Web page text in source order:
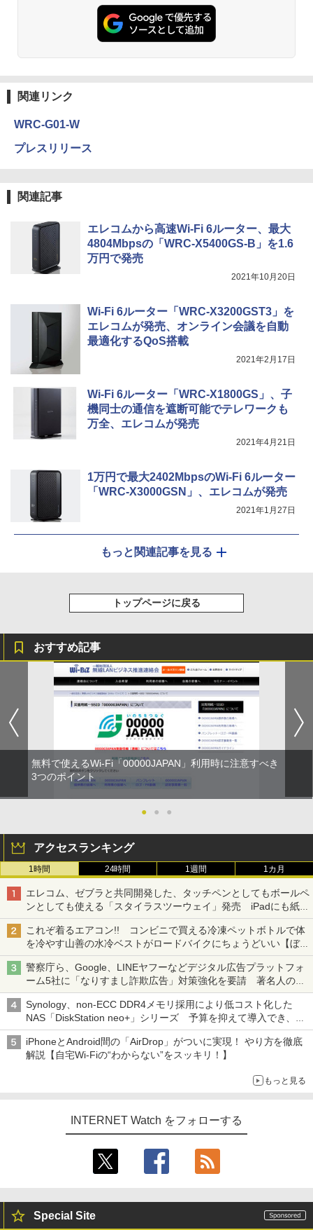
関連リンク
WRC-G01-W
プレスリリース
関連記事
エレコムから高速Wi-Fi 6ルーター、最大
4804Mbpsの「WRC-X5400GS-B」を1.6
万円で発売
2021年10月20日
Wi-Fi 6ルーター「WRC-X3200GST3」を
エレコムが発売、オンライン会議を自動
最適化するQoS搭載
2021年2月17日
Wi-Fi 6ルーター「WRC-X1800GS」、子
機同士の通信を遮断可能でテレワークも
万全、エレコムが発売
2021年4月21日
1万円で最大2402MbpsのWi-Fi 6ルーター
「WRC-X3000GSN」、エレコムが発売
2021年1月27日
もっと関連記事を見る
トップページに戻る
おすすめ記事
無料で使えるWi-Fi「00000JAPAN」利用時に注意すべき
3つのポイント
● ● ●
アクセスランキング
1時間 24時間 1週間 1カ月
エレコム、ゼブラと共同開発した、タッチペンとしてもボールペ
ンとしても使える「スタイラスツーウェイ」発売 iPadにも紙に
も、持ち替えずに書き込める
これぞ着るエアコン!! コンビニで買える冷凍ペットボトルで体
を冷やす山善の水冷ベストがロードバイクにちょうどいい【ぼっ
ち・ざ・ろーど！その14】【空いた時間でなにしてる？】
警察庁ら、Google、LINEヤフーなどデジタル広告プラットフォ
ーム5社に「なりすまし詐欺広告」対策強化を要請 著名人の写
真や映像を使った投資詐欺などへの対策として
Synology、non-ECC DDR4メモリ採用により低コスト化した
NAS「DiskStation neo+」シリーズ 予算を抑えて導入でき、
ECCメモリへのアップグレードも可能
iPhoneとAndroid間の「AirDrop」がついに実現！ やり方を徹底
解説【自宅Wi-Fiの“わからない”をスッキリ！】
もっと見る
INTERNET Watch をフォローする
Special Site